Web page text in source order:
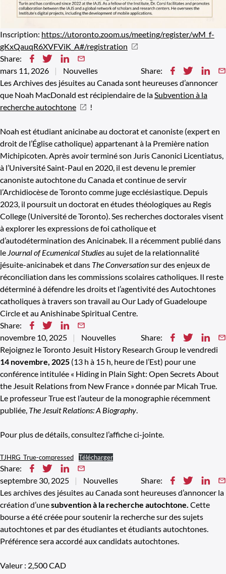
Inscription: https://utoronto.zoom.us/meeting/register/wM_f-
gKxQauqR6XVFViK_A#/registration
Share:
mars 11, 2026
Nouvelles
Share:
Les Archives des jésuites au Canada sont heureuses d’annoncer
que Noah MacDonald est récipiendaire de laSubvention à la
recherche autochtone
!
Noah est étudiant anicinabe au doctorat et canoniste (expert en
droit de l’Église catholique) appartenant à la Première nation
Michipicoten. Après avoir terminé son Juris Canonici Licentiatus,
à l’Université Saint-Paul en 2020, il est devenu le premier
canoniste autochtone du Canada et continue de servir
l’Archidiocèse de Toronto comme juge ecclésiastique. Depuis
2023, il poursuit un doctorat en études théologiques au Regis
College (Université de Toronto). Ses recherches doctorales visent
à explorer les expressions de foi catholique et
d’autodétermination des Anicinabek. Il a récemment publié dans
le Journal of Ecumenical Studiesau sujet de la relationnalité
jésuite-anicinabek et dans The Conversationsur des enjeux de
réconciliation dans les commissions scolaires catholiques. Il reste
déterminé à défendre les droits et l’agentivité des Autochtones
catholiques à travers son travail au Our Lady of Guadeloupe
Circle et au Anishinabe Spiritual Centre.
Share:
novembre 10, 2025
Nouvelles
Share:
Rejoignez le Toronto Jesuit History Research Group le vendredi
14 novembre, 2025 (13 h à 15 h, heure de l’Est) pour une
conférence intitulée « Hiding in Plain Sight: Open Secrets About
the Jesuit Relations from New France » donnée par Micah True.
Le professeur True est l’auteur de la monographie récemment
publiée, The Jesuit Relations: A Biography.
Pour plus de détails, consultez l’affiche ci-jointe.
TJHRG_True-compressed Télécharger
Share:
septembre 30, 2025
Nouvelles
Share:
Les archives des jésuites au Canada sont heureuses d’annoncer la
création d’unesubvention à la recherche autochtone. Cette
bourse a été créée pour soutenir la recherche sur des sujets
autochtones et par des étudiantes et étudiants autochtones.
Préférence sera accordé aux candidats autochtones.
Valeur : 2,500 CAD